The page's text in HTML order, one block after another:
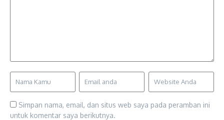
Simpan nama, email, dan situs web saya pada peramban ini
untuk komentar saya berikutnya.